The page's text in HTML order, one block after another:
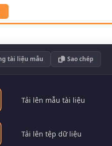
tài liệu mẫu Sao chép
Tải lên mẫu tài liệu
Tải lên tệp dữ liệu